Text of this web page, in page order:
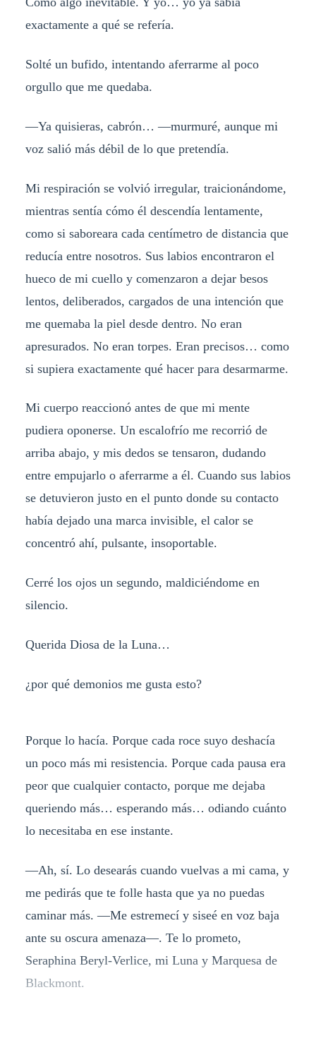
exactamente a qué se refería.
Solté un bufido, intentando aferrarme al poco
orgullo que me quedaba.
—Ya quisieras, cabrón… —murmuré, aunque mi
voz salió más débil de lo que pretendía.
Mi respiración se volvió irregular, traicionándome,
mientras sentía cómo él descendía lentamente,
como si saboreara cada centímetro de distancia que
reducía entre nosotros. Sus labios encontraron el
hueco de mi cuello y comenzaron a dejar besos
lentos, deliberados, cargados de una intención que
me quemaba la piel desde dentro. No eran
apresurados. No eran torpes. Eran precisos… como
si supiera exactamente qué hacer para desarmarme.
Mi cuerpo reaccionó antes de que mi mente
pudiera oponerse. Un escalofrío me recorrió de
arriba abajo, y mis dedos se tensaron, dudando
entre empujarlo o aferrarme a él. Cuando sus labios
se detuvieron justo en el punto donde su contacto
había dejado una marca invisible, el calor se
concentró ahí, pulsante, insoportable.
Cerré los ojos un segundo, maldiciéndome en
silencio.
Querida Diosa de la Luna…
¿por qué demonios me gusta esto?
Porque lo hacía. Porque cada roce suyo deshacía
un poco más mi resistencia. Porque cada pausa era
peor que cualquier contacto, porque me dejaba
queriendo más… esperando más… odiando cuánto
lo necesitaba en ese instante.
—Ah, sí. Lo desearás cuando vuelvas a mi cama, y
​​me pedirás que te folle hasta que ya no puedas
caminar más. —Me estremecí y siseé en voz baja
ante su oscura amenaza—. Te lo prometo,
Seraphina Beryl-Verlice, mi Luna y Marquesa de
Blackmont.